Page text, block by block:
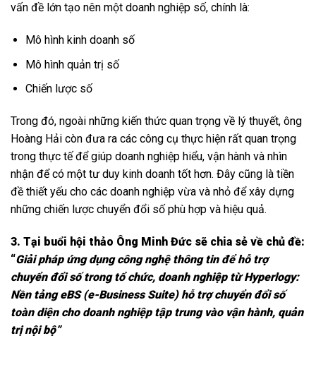
vấn đề lớn tạo nên một doanh nghiệp số, chính là:
Mô hình kinh doanh số
Mô hình quản trị số
Chiến lược số
Trong đó, ngoài những kiến thức quan trọng về lý thuyết, ông
Hoàng Hải còn đưa ra các công cụ thực hiện rất quan trọng
trong thực tế để giúp doanh nghiệp hiểu, vận hành và nhìn
nhận để có một tư duy kinh doanh tốt hơn. Đây cũng là tiền
đề thiết yếu cho các doanh nghiệp vừa và nhỏ để xây dựng
những chiến lược chuyển đổi số phù hợp và hiệu quả.
3. Tại buổi hội thảo Ông Minh Đức sẽ chia sẻ về chủ đề:
“Giải pháp ứng dụng công nghệ thông tin để hỗ trợ
chuyển đổi số trong tổ chức, doanh nghiệp từ Hyperlogy:
Nền tảng eBS (e-Business Suite) hỗ trợ chuyển đổi số
toàn diện cho doanh nghiệp tập trung vào vận hành, quản
trị nội bộ”